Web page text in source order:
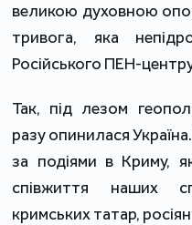
великою духовною
тривога, яка
Російського ПЕН-
Так, під лезом
разу опинилася
за подіями в Криму,
співжиття наших
кримських татар, росіян